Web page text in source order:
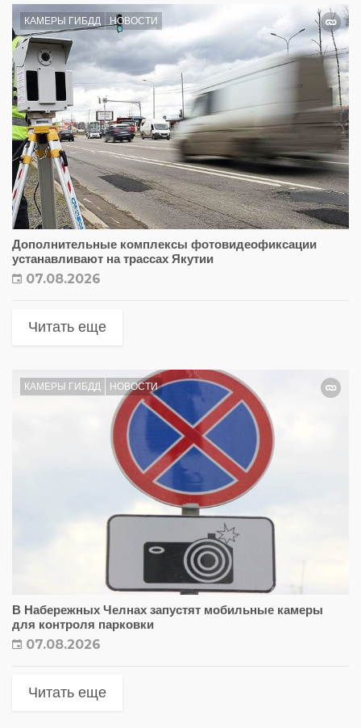
КАМЕРЫ ГИБДД НОВОСТИ
Дополнительные комплексы фотовидеофиксации
устанавливают на трассах Якутии
07.08.2026
Читать еще
КАМЕРЫ ГИБДД НОВОСТИ
В Набережных Челнах запустят мобильные камеры
для контроля парковки
07.08.2026
Читать еще